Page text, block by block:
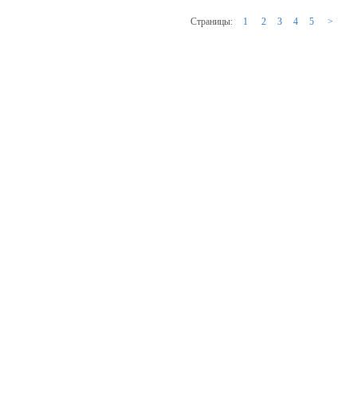
Страницы: 1 2 3 4 5 >